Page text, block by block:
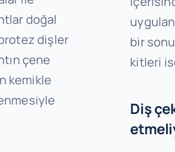
doğal
dişler
çene
kemikle
bir
kitleri
Diş